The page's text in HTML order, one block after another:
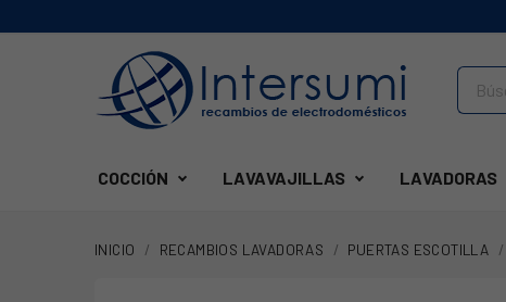
COCCIÓN LAVAVAJILLAS LAVADORAS
INICIO RECAMBIOS LAVADORAS PUERTAS ESCOTILLA